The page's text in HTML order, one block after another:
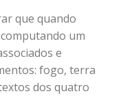
que quando
um
e
fogo, terra
dos quatro